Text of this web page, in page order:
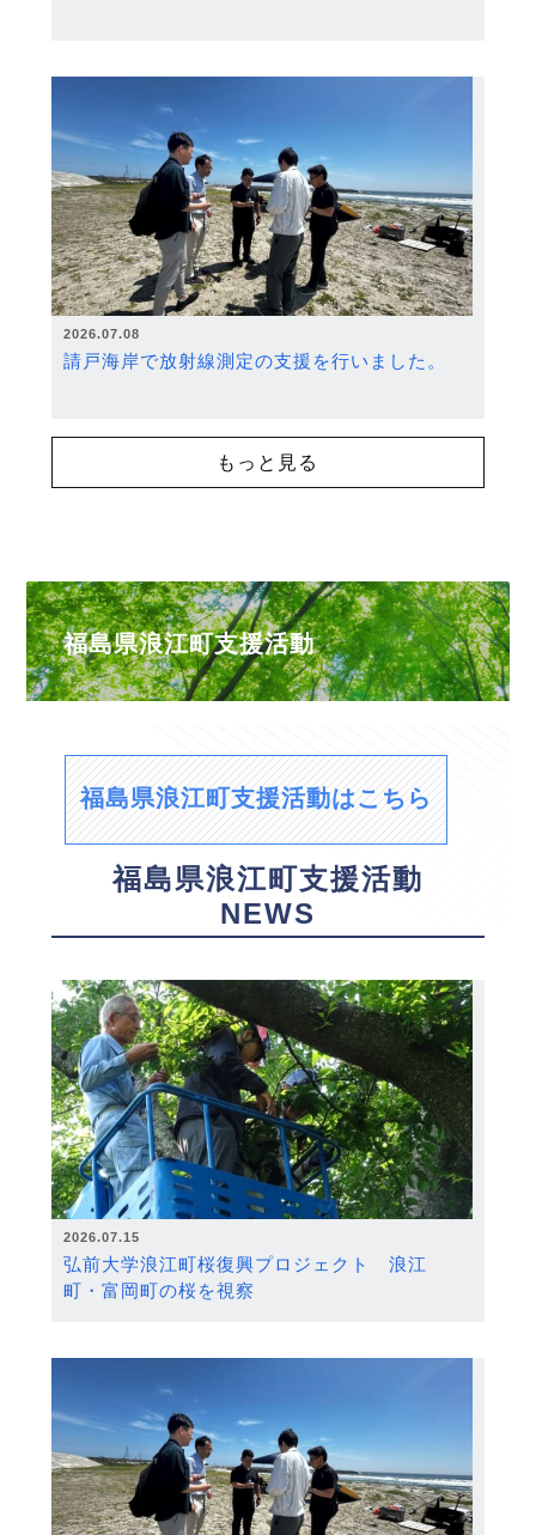
2026.07.08
請戸海岸で放射線測定の支援を行いました。
もっと見る
福島県浪江町支援活動
福島県浪江町支援活動はこちら
福島県浪江町支援活動
NEWS
2026.07.15
弘前大学浪江町桜復興プロジェクト 浪江
町・富岡町の桜を視察